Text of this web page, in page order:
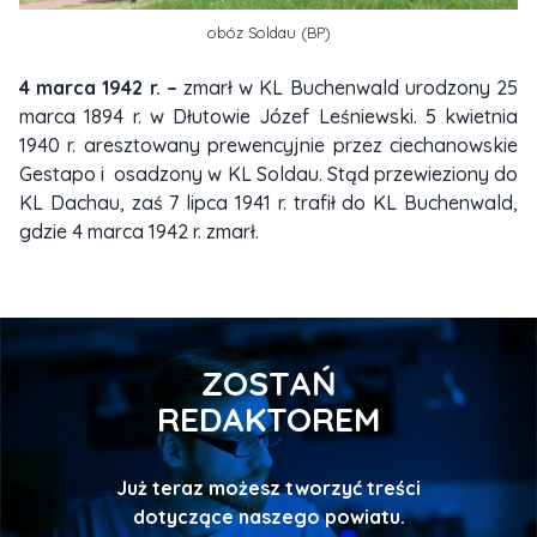
obóz Soldau (BP)
4 marca 1942 r. – zmarł w KL Buchenwald urodzony 25
marca 1894 r. w Dłutowie Józef Leśniewski. 5 kwietnia
1940 r. aresztowany prewencyjnie przez ciechanowskie
Gestapo i osadzony w KL Soldau. Stąd przewieziony do
KL Dachau, zaś 7 lipca 1941 r. trafił do KL Buchenwald,
gdzie 4 marca 1942 r. zmarł.
ZOSTAŃ
REDAKTOREM
Już teraz możesz tworzyć treści
dotyczące naszego powiatu.